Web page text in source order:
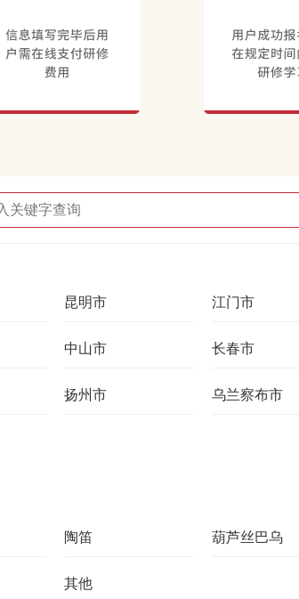
昆明市 江门市
中山市 长春市
扬州市 乌兰察布市
陶笛 葫芦丝巴乌
其他